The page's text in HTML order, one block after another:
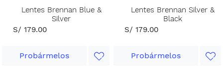
Lentes Brennan Blue &
Silver
S/ 179.00
Probármelos
Lentes Brennan Silver &
Black
S/ 179.00
Probármelos